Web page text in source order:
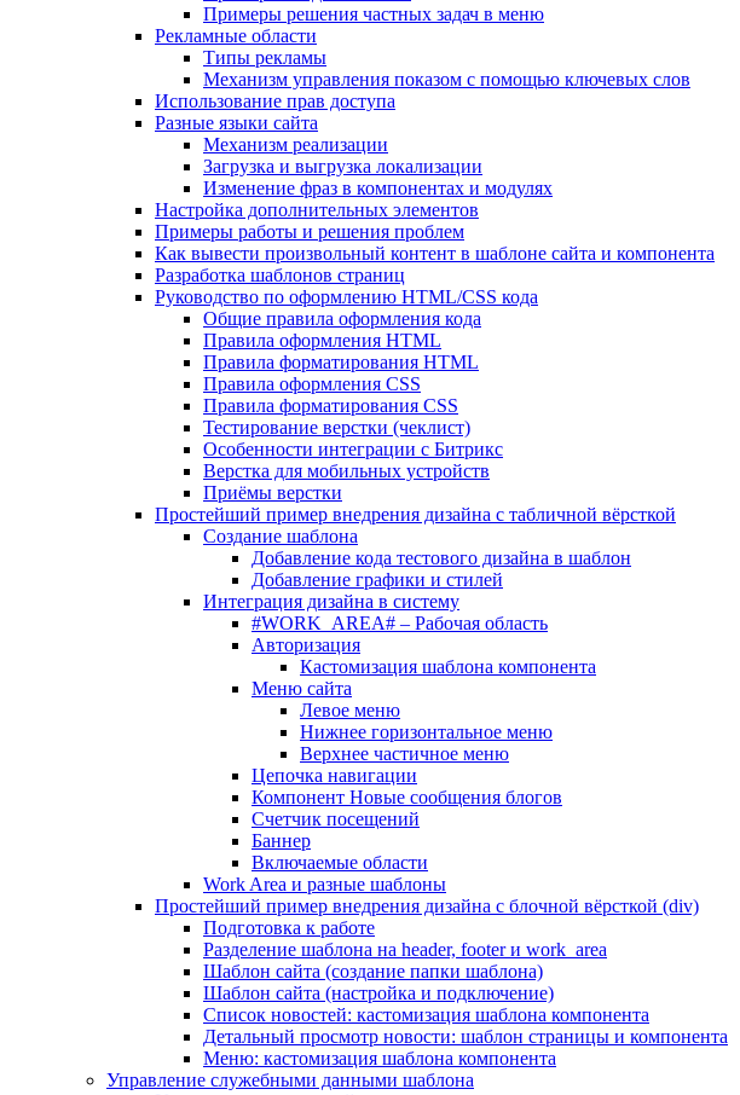
Примеры решения частных задач в меню
Рекламные области
Типы рекламы
Механизм управления показом с помощью ключевых слов
Использование прав доступа
Разные языки сайта
Механизм реализации
Загрузка и выгрузка локализации
Изменение фраз в компонентах и модулях
Настройка дополнительных элементов
Примеры работы и решения проблем
Как вывести произвольный контент в шаблоне сайта и компонента
Разработка шаблонов страниц
Руководство по оформлению HTML/CSS кода
Общие правила оформления кода
Правила оформления HTML
Правила форматирования HTML
Правила оформления CSS
Правила форматирования CSS
Тестирование верстки (чеклист)
Особенности интеграции с Битрикс
Верстка для мобильных устройств
Приёмы верстки
Простейший пример внедрения дизайна с табличной вёрсткой
Создание шаблона
Добавление кода тестового дизайна в шаблон
Добавление графики и стилей
Интеграция дизайна в систему
#WORK_AREA# – Рабочая область
Авторизация
Кастомизация шаблона компонента
Меню сайта
Левое меню
Нижнее горизонтальное меню
Верхнее частичное меню
Цепочка навигации
Компонент Новые сообщения блогов
Счетчик посещений
Баннер
Включаемые области
Work Area и разные шаблоны
Простейший пример внедрения дизайна с блочной вёрсткой (div)
Подготовка к работе
Разделение шаблона на header, footer и work_area
Шаблон сайта (создание папки шаблона)
Шаблон сайта (настройка и подключение)
Список новостей: кастомизация шаблона компонента
Детальный просмотр новости: шаблон страницы и компонента
Меню: кастомизация шаблона компонента
Управление служебными данными шаблона